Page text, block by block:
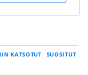
KATSOTUT SUOSITUT